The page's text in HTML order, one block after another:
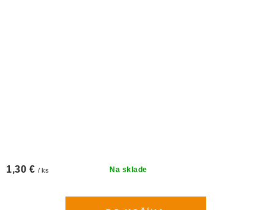
Na sklade
1,30 € / ks